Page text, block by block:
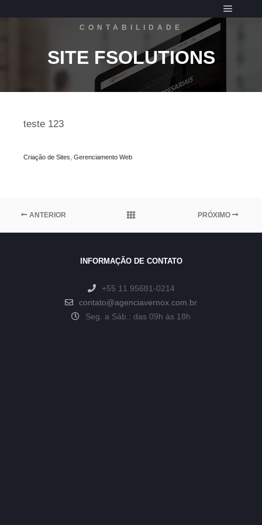
CONTABILIDADE
SITE FSOLUTIONS
teste 123
Criação de Sites Gerenciamento Web
ANTERIOR PRÓXIMO
INFORMAÇÃO DE CONTATO
+55 11 95681-0214
contato@agenciavernox.com.br
Seg. a Sáb.: das 09h às 18h